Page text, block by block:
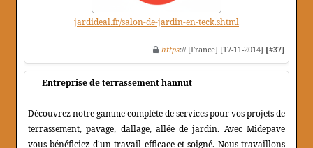
jardideal.fr/salon-de-jardin-en-teck.shtml
https:// [France] [17-11-2014] [#37]
Entreprise de terrassement hannut
Découvrez notre gamme complète de services pour vos projets de
terrassement, pavage, dallage, allée de jardin. Avec Midepave
vous bénéficiez d'un travail efficace et soigné. Nous travaillons